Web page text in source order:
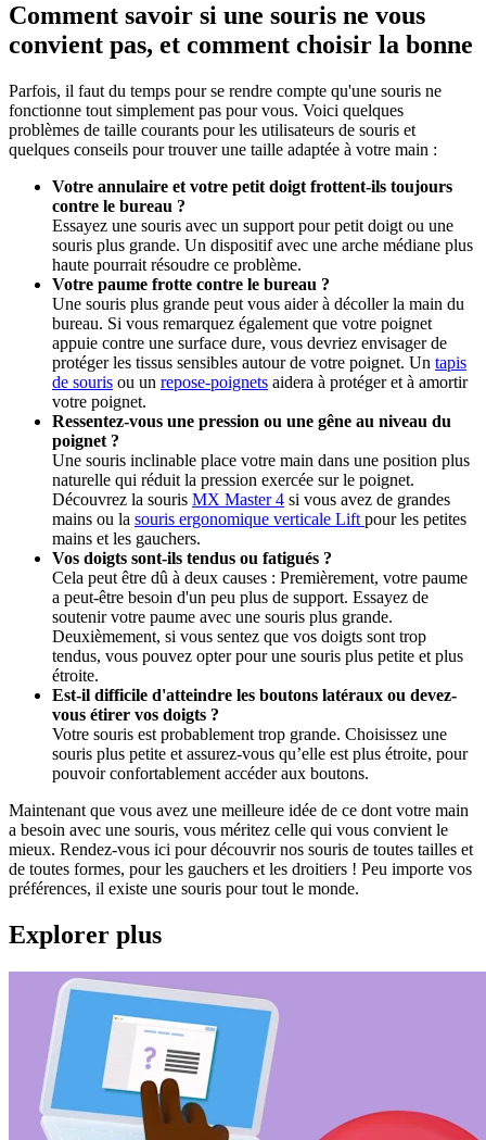
Comment savoir si une souris ne vous
convient pas, et comment choisir la bonne
Parfois, il faut du temps pour se rendre compte qu'une souris ne
fonctionne tout simplement pas pour vous. Voici quelques
problèmes de taille courants pour les utilisateurs de souris et
quelques conseils pour trouver une taille adaptée à votre main :
Votre annulaire et votre petit doigt frottent-ils toujours
contre le bureau ?
Essayez une souris avec un support pour petit doigt ou une
souris plus grande. Un dispositif avec une arche médiane plus
haute pourrait résoudre ce problème.
Votre paume frotte contre le bureau ?
Une souris plus grande peut vous aider à décoller la main du
bureau. Si vous remarquez également que votre poignet
appuie contre une surface dure, vous devriez envisager de
protéger les tissus sensibles autour de votre poignet. Un tapis
de souris ou un repose-poignets aidera à protéger et à amortir
votre poignet.
Ressentez-vous une pression ou une gêne au niveau du
poignet ?
Une souris inclinable place votre main dans une position plus
naturelle qui réduit la pression exercée sur le poignet.
Découvrez la souris MX Master 4 si vous avez de grandes
mains ou la souris ergonomique verticale Lift pour les petites
mains et les gauchers.
Vos doigts sont-ils tendus ou fatigués ?
Cela peut être dû à deux causes : Premièrement, votre paume
a peut-être besoin d'un peu plus de support. Essayez de
soutenir votre paume avec une souris plus grande.
Deuxièmement, si vous sentez que vos doigts sont trop
tendus, vous pouvez opter pour une souris plus petite et plus
étroite.
Est-il difficile d'atteindre les boutons latéraux ou devez-
vous étirer vos doigts ?
Votre souris est probablement trop grande. Choisissez une
souris plus petite et assurez-vous qu’elle est plus étroite, pour
pouvoir confortablement accéder aux boutons.
Maintenant que vous avez une meilleure idée de ce dont votre main
a besoin avec une souris, vous méritez celle qui vous convient le
mieux. Rendez-vous ici pour découvrir nos souris de toutes tailles et
de toutes formes, pour les gauchers et les droitiers ! Peu importe vos
préférences, il existe une souris pour tout le monde.
Explorer plus